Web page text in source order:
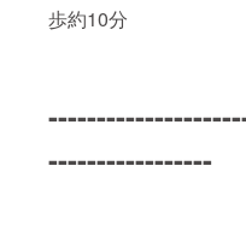
歩約10分
-----------------